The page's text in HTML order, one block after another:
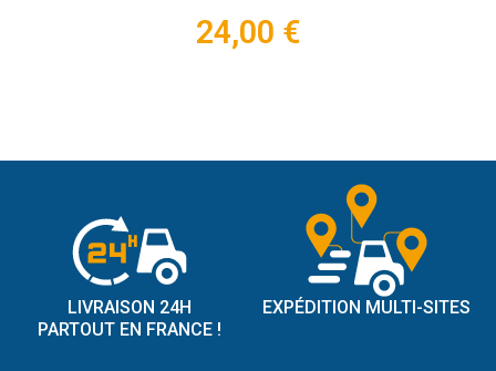
24,00 €
LIVRAISON 24H
PARTOUT EN FRANCE !
EXPÉDITION MULTI-SITES